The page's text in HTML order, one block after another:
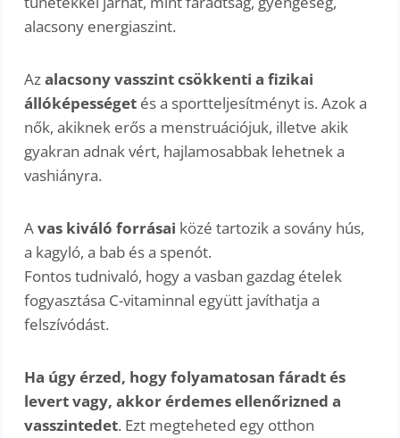
alacsony energiaszint.
Azalacsony vasszint csökkenti a fizikai
állóképességet és a sportteljesítményt is. Azok a
nők, akiknek erős a menstruációjuk, illetve akik
gyakran adnak vért, hajlamosabbak lehetnek a
vashiányra.
Avas kiváló forrásai közé tartozik a sovány hús,
a kagyló, a bab és a spenót.
Fontos tudnivaló, hogy a vasban gazdag ételek
fogyasztása C-vitaminnal együtt javíthatja a
felszívódást.
Ha úgy érzed, hogy folyamatosan fáradt és
levert vagy, akkor érdemes ellenőrizned a
vasszintedet. Ezt megteheted egy otthon